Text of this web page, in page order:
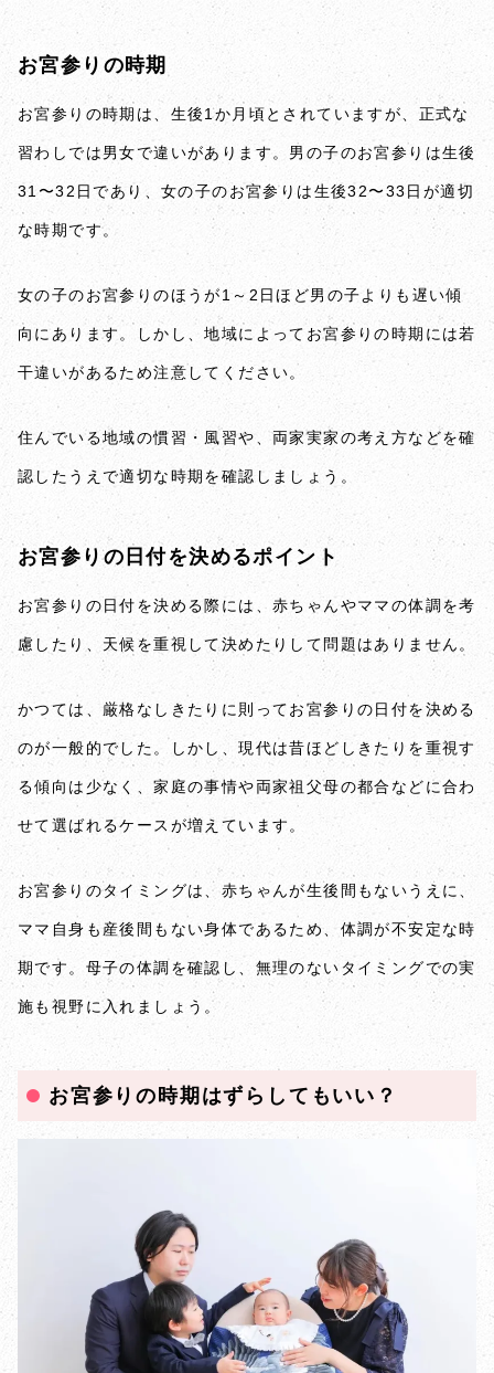
お宮参りの時期
お宮参りの時期は、生後1か月頃とされていますが、正式な
習わしでは男女で違いがあります。男の子のお宮参りは生後
31〜32日であり、女の子のお宮参りは生後32〜33日が適切
な時期です。
女の子のお宮参りのほうが1～2日ほど男の子よりも遅い傾
向にあります。しかし、地域によってお宮参りの時期には若
干違いがあるため注意してください。
住んでいる地域の慣習・風習や、両家実家の考え方などを確
認したうえで適切な時期を確認しましょう。
お宮参りの日付を決めるポイント
お宮参りの日付を決める際には、赤ちゃんやママの体調を考
慮したり、天候を重視して決めたりして問題はありません。
かつては、厳格なしきたりに則ってお宮参りの日付を決める
のが一般的でした。しかし、現代は昔ほどしきたりを重視す
る傾向は少なく、家庭の事情や両家祖父母の都合などに合わ
せて選ばれるケースが増えています。
お宮参りのタイミングは、赤ちゃんが生後間もないうえに、
ママ自身も産後間もない身体であるため、体調が不安定な時
期です。母子の体調を確認し、無理のないタイミングでの実
施も視野に入れましょう。
お宮参りの時期はずらしてもいい？